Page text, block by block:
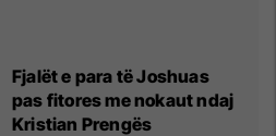
Fjalët e para të Joshuas
pas fitores me nokaut ndaj
Kristian Prengës